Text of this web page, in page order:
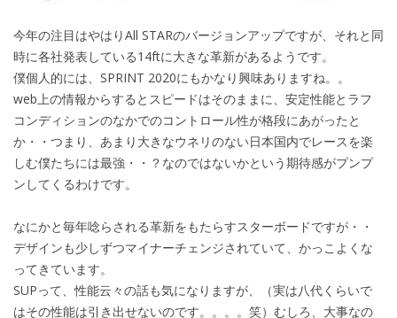
今年の注目はやはりAll STARのバージョンアップですが、それと同
時に各社発表している14ftに大きな革新があるようです。
僕個人的には、SPRINT 2020にもかなり興味ありますね。。
web上の情報からするとスピードはそのままに、安定性能とラフ
コンディションのなかでのコントロール性が格段にあがったと
か・・つまり、あまり大きなウネリのない日本国内でレースを楽
しむ僕たちには最強・・？なのではないかという期待感がプンプ
ンしてくるわけです。
なにかと毎年唸らされる革新をもたらすスターボードですが・・
デザインも少しずつマイナーチェンジされていて、かっこよくな
ってきています。
SUPって、性能云々の話も気になりますが、（実は八代くらいで
はその性能は引き出せないのです。。。。笑）むしろ、大事なの